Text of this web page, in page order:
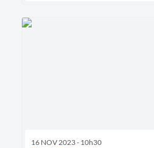
16 NOV 2023 - 10h30